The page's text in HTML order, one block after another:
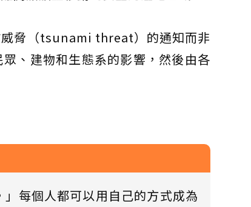
威脅（tsunami threat）的通知而非
、建物和生態系的影響，然後由各
」每個人都可以用自己的方式成為